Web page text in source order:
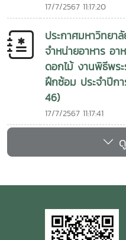
17/7/2567 11:17:20
ประกาศมหาวิทยา
จำหน่ายอาหาร อา
ดอกไม้ งานพิธีพร
ฝึกซ้อม ประจำปีก
46)
17/7/2567 11:17:41